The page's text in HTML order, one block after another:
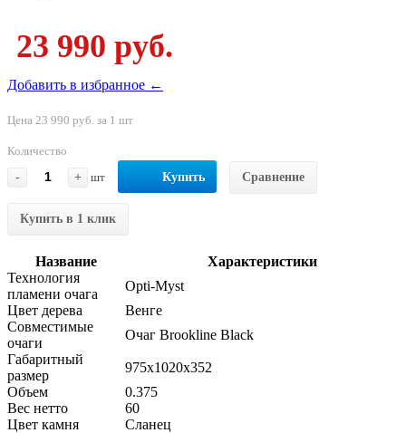
23 990 руб.
Добавить в избранное ←
Цена 23 990 руб. за 1 шт
Количество
-
+ шт Купить Сравнение
Купить в 1 клик
Название
Характеристики
Технология
пламени очага
Opti-Myst
Цвет дерева
Венге
Совместимые
очаги
Очаг Brookline Black
Габаритный
размер
975x1020x352
Объем
0.375
Вес нетто
60
Цвет камня
Сланец